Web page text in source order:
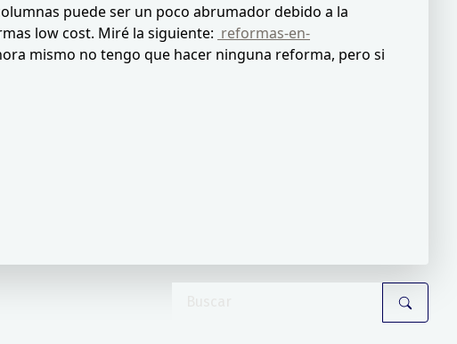
puede ser un poco abrumador debido a la
low cost. Miré la siguiente: reformas-en-
mismo no tengo que hacer ninguna reforma, pero si